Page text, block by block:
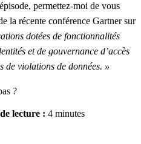
permettez-moi de vous
la récente conférence Gartner sur
dotées de fonctionnalités
et de gouvernance d’accès
de violations de données. »
?
lecture : 4 minutes